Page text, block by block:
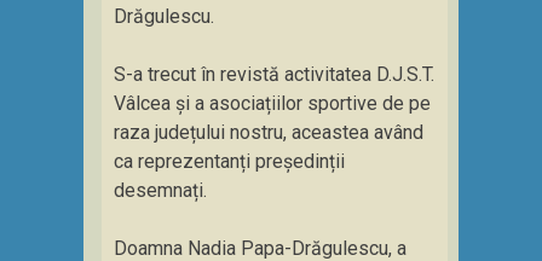
Drăgulescu.
S-a trecut în revistă activitatea D.J.S.T.
Vâlcea și a asociațiilor sportive de pe
raza județului nostru, aceastea având
ca reprezentanți președinții
desemnați.
Doamna Nadia Papa-Drăgulescu, a